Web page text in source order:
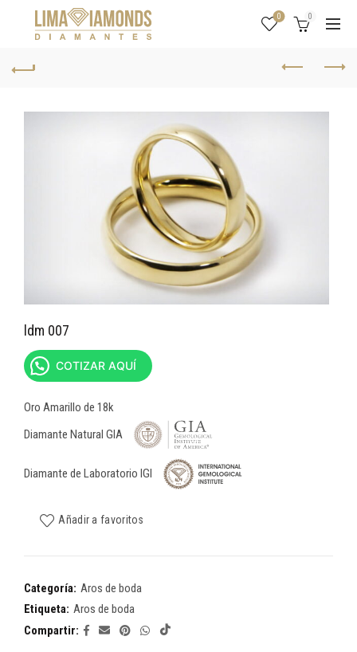
0 0
ldm 007
COTIZAR AQUÍ
Oro Amarillo de 18k
Diamante Natural GIA
Diamante de Laboratorio IGI
Añadir a favoritos
Categoría: Aros de boda
Etiqueta: Aros de boda
Compartir